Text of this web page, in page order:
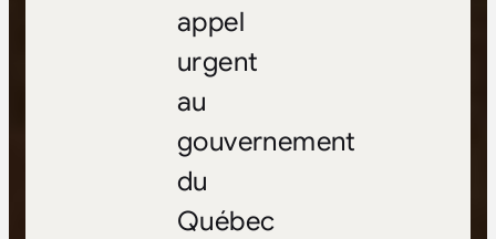
appel
urgent
au
gouvernement
du
Québec